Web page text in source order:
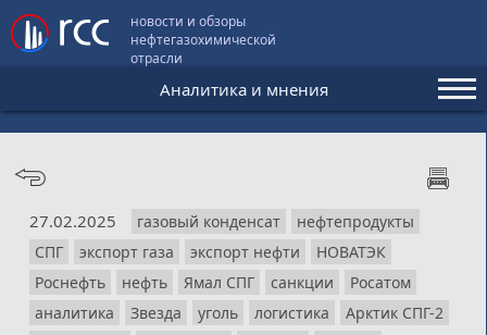
новости и обзоры
нефтегазохимической
отрасли
Аналитика и мнения
Аналитика и мнения
Видео
Подписка
27.02.2025 газовый конденсат
нефтепродукты
СПГ
экспорт газа экспорт нефти
НОВАТЭК
Роснефть
нефть Ямал СПГ санкции
Росатом
аналитика
Звезда уголь логистика
Арктик СПГ-2